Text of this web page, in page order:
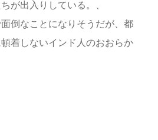
が出入りしている。、
倒なことになりそうだが、都
着しないインド人のおおらか